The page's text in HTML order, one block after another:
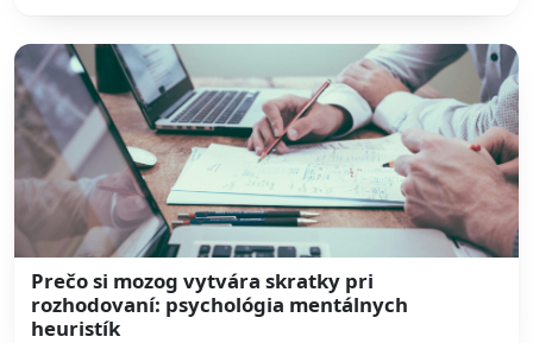
Prečo si mozog vytvára skratky pri
rozhodovaní: psychológia mentálnych
heuristík